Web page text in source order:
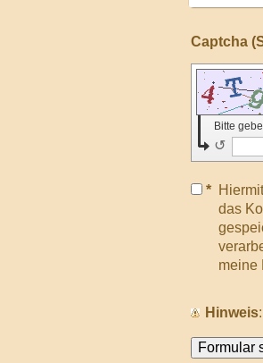
Bitte
↺
*
das
meine
Hinweis